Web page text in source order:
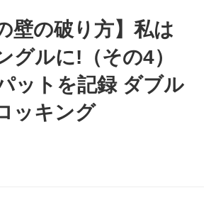
壁の破り方】私は
グルに!（その4）
ットを記録 ダブル
ッキング